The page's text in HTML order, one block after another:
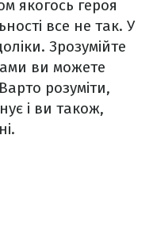
якогось героя
все не так. У
Зрозумійте
ви можете
розуміти,
і ви також,